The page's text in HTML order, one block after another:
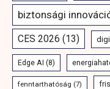
biztonsági
CES 2026 (13)
Edge AI (8)
fenntarthatóság (7)